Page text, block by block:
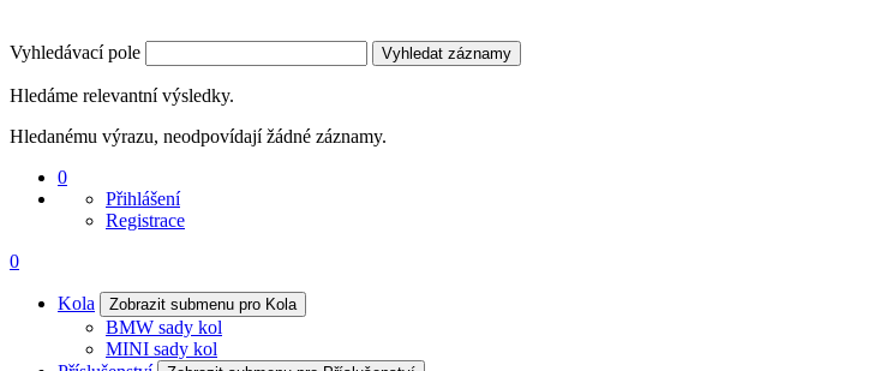
Vyhledávací pole Vyhledat záznamy
Hledáme relevantní výsledky.
Hledanému výrazu, neodpovídají žádné záznamy.
0
Přihlášení
Registrace
0
Kola Zobrazit submenu pro Kola
BMW sady kol
MINI sady kol